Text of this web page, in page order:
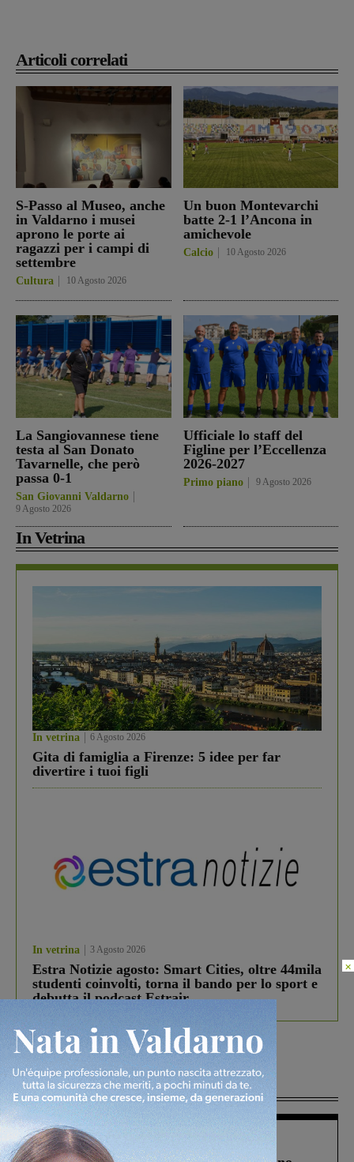
Articoli correlati
S-Passo al Museo, anche
in Valdarno i musei
aprono le porte ai
ragazzi per i campi di
settembre
Cultura 10 Agosto 2026
Un buon Montevarchi
batte 2-1 l’Ancona in
amichevole
Calcio 10 Agosto 2026
La Sangiovannese tiene
testa al San Donato
Tavarnelle, che però
passa 0-1
San Giovanni Valdarno
9 Agosto 2026
Ufficiale lo staff del
Figline per l’Eccellenza
2026-2027
Primo piano 9 Agosto 2026
In Vetrina
In vetrina 6 Agosto 2026
Gita di famiglia a Firenze: 5 idee per far
divertire i tuoi figli
In vetrina 3 Agosto 2026
Estra Notizie agosto: Smart Cities, oltre 44mila
studenti coinvolti, torna il bando per lo sport e
debutta il podcast Estrair
Più lette
Cronaca 4 Agosto 2026
×